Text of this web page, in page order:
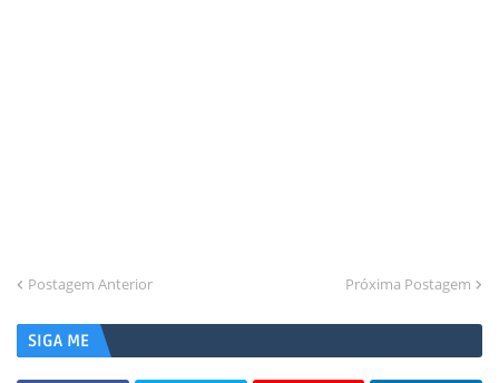
Postagem Anterior Próxima Postagem
SIGA ME